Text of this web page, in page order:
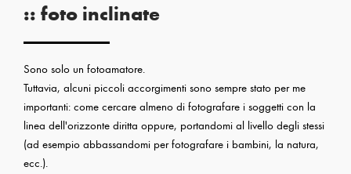
:: foto inclinate
Sono solo un fotoamatore.
Tuttavia, alcuni piccoli accorgimenti sono sempre stato per me
importanti: come cercare almeno di fotografare i soggetti con la
linea dell'orizzonte diritta oppure, portandomi al livello degli stessi
(ad esempio abbassandomi per fotografare i bambini, la natura,
ecc.).